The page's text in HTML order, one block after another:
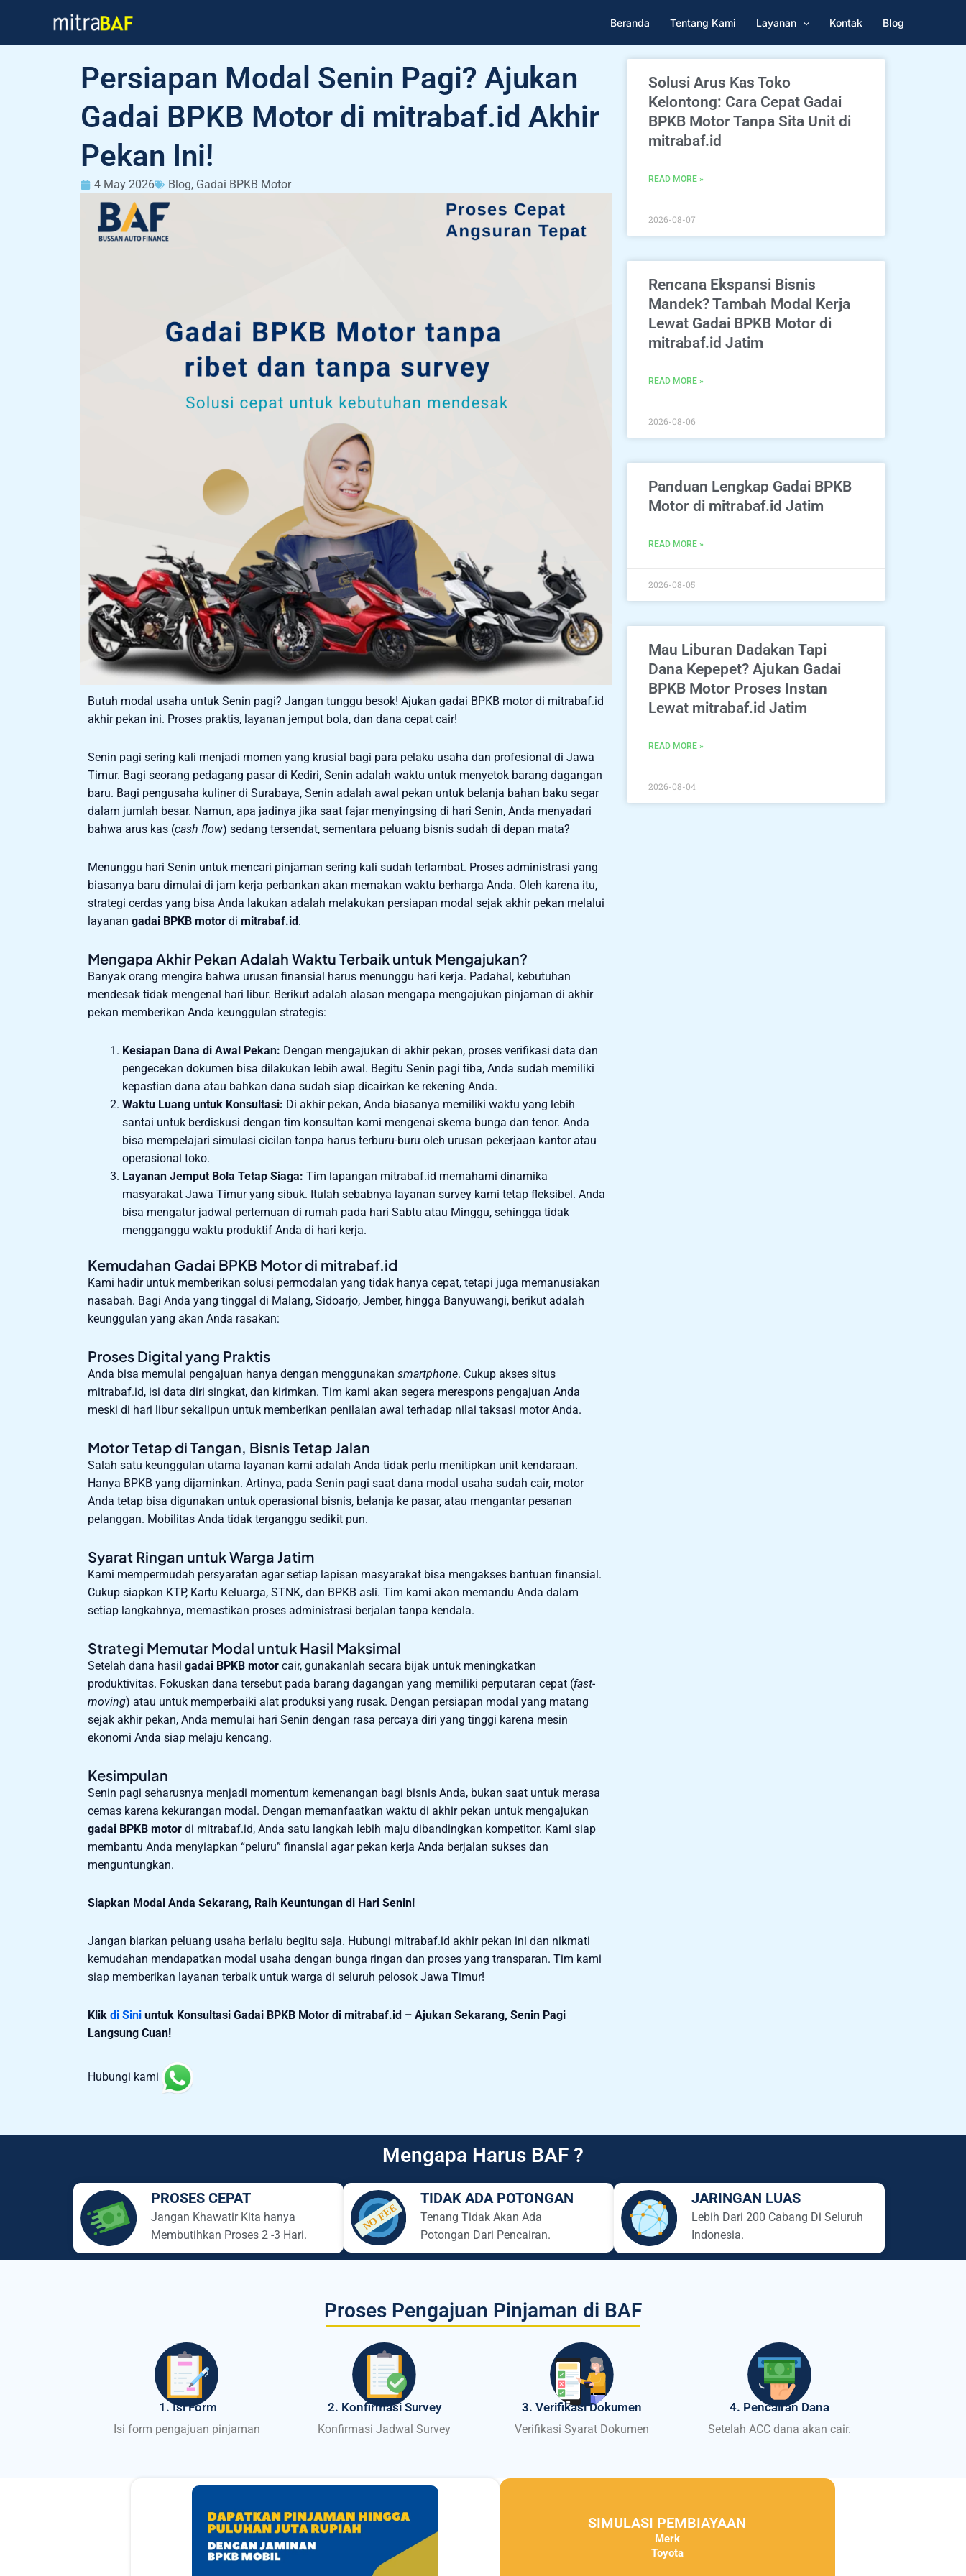
content
Beranda Tentang Kami Layanan Kontak Blog
Persiapan Modal Senin Pagi? Ajukan
Gadai BPKB Motor di mitrabaf.id Akhir
Pekan Ini!
4 May 2026 Blog, Gadai BPKB Motor
Butuh modal usaha untuk Senin pagi? Jangan tunggu besok! Ajukan gadai BPKB motor di mitrabaf.id
akhir pekan ini. Proses praktis, layanan jemput bola, dan dana cepat cair!
Senin pagi sering kali menjadi momen yang krusial bagi para pelaku usaha dan profesional di Jawa
Timur. Bagi seorang pedagang pasar di Kediri, Senin adalah waktu untuk menyetok barang dagangan
baru. Bagi pengusaha kuliner di Surabaya, Senin adalah awal pekan untuk belanja bahan baku segar
dalam jumlah besar. Namun, apa jadinya jika saat fajar menyingsing di hari Senin, Anda menyadari
bahwa arus kas (cash flow) sedang tersendat, sementara peluang bisnis sudah di depan mata?
Menunggu hari Senin untuk mencari pinjaman sering kali sudah terlambat. Proses administrasi yang
biasanya baru dimulai di jam kerja perbankan akan memakan waktu berharga Anda. Oleh karena itu,
strategi cerdas yang bisa Anda lakukan adalah melakukan persiapan modal sejak akhir pekan melalui
layanan gadai BPKB motor di mitrabaf.id .
Mengapa Akhir Pekan Adalah Waktu Terbaik untuk Mengajukan?
Banyak orang mengira bahwa urusan finansial harus menunggu hari kerja. Padahal, kebutuhan
mendesak tidak mengenal hari libur. Berikut adalah alasan mengapa mengajukan pinjaman di akhir
pekan memberikan Anda keunggulan strategis:
Kesiapan Dana di Awal Pekan: Dengan mengajukan di akhir pekan, proses verifikasi data dan
pengecekan dokumen bisa dilakukan lebih awal. Begitu Senin pagi tiba, Anda sudah memiliki
kepastian dana atau bahkan dana sudah siap dicairkan ke rekening Anda.
Waktu Luang untuk Konsultasi: Di akhir pekan, Anda biasanya memiliki waktu yang lebih
santai untuk berdiskusi dengan tim konsultan kami mengenai skema bunga dan tenor. Anda
bisa mempelajari simulasi cicilan tanpa harus terburu-buru oleh urusan pekerjaan kantor atau
operasional toko.
Layanan Jemput Bola Tetap Siaga: Tim lapangan mitrabaf.id memahami dinamika
masyarakat Jawa Timur yang sibuk. Itulah sebabnya layanan survey kami tetap fleksibel. Anda
bisa mengatur jadwal pertemuan di rumah pada hari Sabtu atau Minggu, sehingga tidak
mengganggu waktu produktif Anda di hari kerja.
Kemudahan Gadai BPKB Motor di mitrabaf.id
Kami hadir untuk memberikan solusi permodalan yang tidak hanya cepat, tetapi juga memanusiakan
nasabah. Bagi Anda yang tinggal di Malang, Sidoarjo, Jember, hingga Banyuwangi, berikut adalah
keunggulan yang akan Anda rasakan:
Proses Digital yang Praktis
Anda bisa memulai pengajuan hanya dengan menggunakan smartphone. Cukup akses situs
mitrabaf.id, isi data diri singkat, dan kirimkan. Tim kami akan segera merespons pengajuan Anda
meski di hari libur sekalipun untuk memberikan penilaian awal terhadap nilai taksasi motor Anda.
Motor Tetap di Tangan, Bisnis Tetap Jalan
Salah satu keunggulan utama layanan kami adalah Anda tidak perlu menitipkan unit kendaraan.
Hanya BPKB yang dijaminkan. Artinya, pada Senin pagi saat dana modal usaha sudah cair, motor
Anda tetap bisa digunakan untuk operasional bisnis, belanja ke pasar, atau mengantar pesanan
pelanggan. Mobilitas Anda tidak terganggu sedikit pun.
Syarat Ringan untuk Warga Jatim
Kami mempermudah persyaratan agar setiap lapisan masyarakat bisa mengakses bantuan finansial.
Cukup siapkan KTP, Kartu Keluarga, STNK, dan BPKB asli. Tim kami akan memandu Anda dalam
setiap langkahnya, memastikan proses administrasi berjalan tanpa kendala.
Strategi Memutar Modal untuk Hasil Maksimal
Setelah dana hasil gadai BPKB motor cair, gunakanlah secara bijak untuk meningkatkan
produktivitas. Fokuskan dana tersebut pada barang dagangan yang memiliki perputaran cepat (fast-
moving) atau untuk memperbaiki alat produksi yang rusak. Dengan persiapan modal yang matang
sejak akhir pekan, Anda memulai hari Senin dengan rasa percaya diri yang tinggi karena mesin
ekonomi Anda siap melaju kencang.
Kesimpulan
Senin pagi seharusnya menjadi momentum kemenangan bagi bisnis Anda, bukan saat untuk merasa
cemas karena kekurangan modal. Dengan memanfaatkan waktu di akhir pekan untuk mengajukan
gadai BPKB motor di mitrabaf.id, Anda satu langkah lebih maju dibandingkan kompetitor. Kami siap
membantu Anda menyiapkan “peluru” finansial agar pekan kerja Anda berjalan sukses dan
menguntungkan.
Siapkan Modal Anda Sekarang, Raih Keuntungan di Hari Senin!
Jangan biarkan peluang usaha berlalu begitu saja. Hubungi mitrabaf.id akhir pekan ini dan nikmati
kemudahan mendapatkan modal usaha dengan bunga ringan dan proses yang transparan. Tim kami
siap memberikan layanan terbaik untuk warga di seluruh pelosok Jawa Timur!
Klik di Sini untuk Konsultasi Gadai BPKB Motor di mitrabaf.id – Ajukan Sekarang, Senin Pagi
Langsung Cuan!
Hubungi kami
Solusi Arus Kas Toko
Kelontong: Cara Cepat Gadai
BPKB Motor Tanpa Sita Unit di
mitrabaf.id
READ MORE »
2026-08-07
Rencana Ekspansi Bisnis
Mandek? Tambah Modal Kerja
Lewat Gadai BPKB Motor di
mitrabaf.id Jatim
READ MORE »
2026-08-06
Panduan Lengkap Gadai BPKB
Motor di mitrabaf.id Jatim
READ MORE »
2026-08-05
Mau Liburan Dadakan Tapi
Dana Kepepet? Ajukan Gadai
BPKB Motor Proses Instan
Lewat mitrabaf.id Jatim
READ MORE »
2026-08-04
Mengapa Harus BAF ?
PROSES CEPAT
Jangan Khawatir Kita hanya
Membutihkan Proses 2 -3 Hari.
TIDAK ADA POTONGAN
Tenang Tidak Akan Ada
Potongan Dari Pencairan.
JARINGAN LUAS
Lebih Dari 200 Cabang Di Seluruh
Indonesia.
Proses Pengajuan Pinjaman di BAF
1. Isi Form
Isi form pengajuan pinjaman
2. Konfirmasi Survey
Konfirmasi Jadwal Survey
3. Verifikasi Dokumen
Verifikasi Syarat Dokumen
4. Pencairan Dana
Setelah ACC dana akan cair.
SIMULASI PEMBIAYAAN
Merk
Toyota